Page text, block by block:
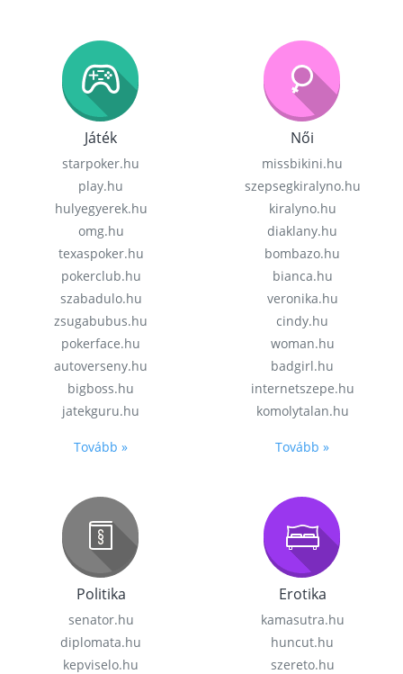
Játék
starpoker.hu
play.hu
hulyegyerek.hu
omg.hu
texaspoker.hu
pokerclub.hu
szabadulo.hu
zsugabubus.hu
pokerface.hu
autoverseny.hu
bigboss.hu
jatekguru.hu
Tovább »
Női
missbikini.hu
szepsegkiralyno.hu
kiralyno.hu
diaklany.hu
bombazo.hu
bianca.hu
veronika.hu
cindy.hu
woman.hu
badgirl.hu
internetszepe.hu
komolytalan.hu
Tovább »
Politika
senator.hu
diplomata.hu
kepviselo.hu
Erotika
kamasutra.hu
huncut.hu
szereto.hu